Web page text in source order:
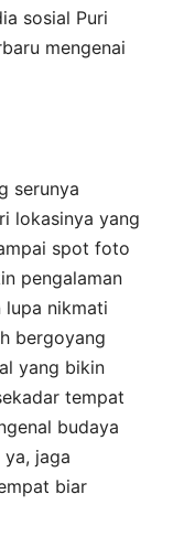
sosial Puri
mengenai
serunya
lokasinya yang
spot foto
pengalaman
lupa nikmati
bergoyang
yang bikin
tempat
budaya
jaga
biar